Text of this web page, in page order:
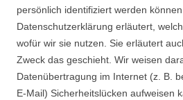
persönlich identifiziert werden
Datenschutzerklärung erläutert,
wofür wir sie nutzen. Sie erläutert
Zweck das geschieht. Wir weisen
Datenübertragung im Internet (z. B.
E-Mail) Sicherheitslücken aufweisen